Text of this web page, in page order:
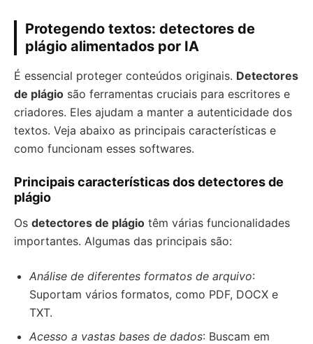
Protegendo textos: detectores de
plágio alimentados por IA
É essencial proteger conteúdos originais. Detectores
de plágio são ferramentas cruciais para escritores e
criadores. Eles ajudam a manter a autenticidade dos
textos. Veja abaixo as principais características e
como funcionam esses softwares.
Principais características dos detectores de
plágio
Os detectores de plágio têm várias funcionalidades
importantes. Algumas das principais são:
Análise de diferentes formatos de arquivo:
Suportam vários formatos, como PDF, DOCX e
TXT.
Acesso a vastas bases de dados: Buscam em